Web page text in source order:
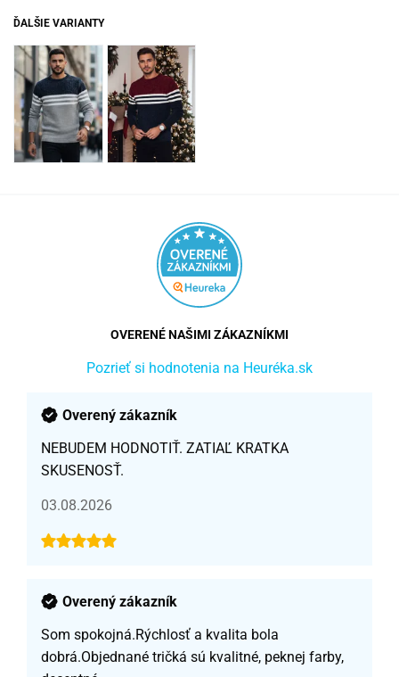
ĎALŠIE VARIANTY
OVERENÉ NAŠIMI ZÁKAZNÍKMI
Pozrieť si hodnotenia na Heuréka.sk
Overený zákazník
NEBUDEM HODNOTIŤ. ZATIAĽ KRATKA
SKUSENOSŤ.
03.08.2026
Overený zákazník
Som spokojná.Rýchlosť a kvalita bola
dobrá.Objednané tričká sú kvalitné, peknej farby,